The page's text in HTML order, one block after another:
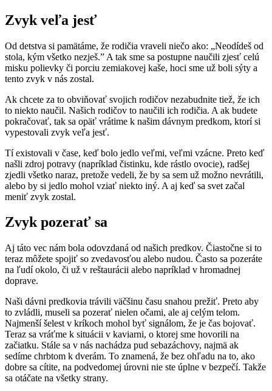
Zvyk veľa jesť
Od detstva si pamätáme, že rodičia vraveli niečo ako: „Neodídeš od
stola, kým všetko nezješ.” A tak sme sa postupne naučili zjesť celú
misku polievky či porciu zemiakovej kaše, hoci sme už boli sýty a
tento zvyk v nás zostal.
Ak chcete za to obviňovať svojich rodičov nezabudnite tiež, že ich
to niekto naučil. Našich rodičov to naučili ich rodičia. A ak budete
pokračovať, tak sa opäť vrátime k našim dávnym predkom, ktorí si
vypestovali zvyk veľa jesť.
Tí existovali v čase, keď bolo jedlo veľmi, veľmi vzácne. Preto keď
našli zdroj potravy (napríklad čistinku, kde rástlo ovocie), radšej
zjedli všetko naraz, pretože vedeli, že by sa sem už možno nevrátili,
alebo by si jedlo mohol vziať niekto iný. A aj keď sa svet začal
meniť zvyk zostal.
Zvyk pozerať sa
Aj táto vec nám bola odovzdaná od našich predkov. Čiastočne si to
teraz môžete spojiť so zvedavosťou alebo nudou. Často sa pozeráte
na ľudí okolo, či už v reštaurácii alebo napríklad v hromadnej
doprave.
Naši dávni predkovia trávili väčšinu času snahou prežiť. Preto aby
to zvládli, museli sa pozerať nielen očami, ale aj celým telom.
Najmenší šelest v kríkoch mohol byť signálom, že je čas bojovať.
Teraz sa vráťme k situácii v kaviarni, o ktorej sme hovorili na
začiatku. Stále sa v nás nachádza pud sebazáchovy, najmä ak
sedíme chrbtom k dverám. To znamená, že bez ohľadu na to, ako
dobre sa cítite, na podvedomej úrovni nie ste úplne v bezpečí. Takže
sa otáčate na všetky strany.